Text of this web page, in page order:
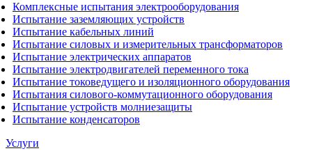
Комплексные испытания электрооборудования
Испытание заземляющих устройств
Испытание кабельных линий
Испытание силовых и измерительных трансформаторов
Испытание электрических аппаратов
Испытание электродвигателей переменного тока
Испытание токоведущего и изоляционного оборудования
Испытания силового-коммутационного оборудования
Испытание устройств молниезащиты
Испытание конденсаторов
Услуги